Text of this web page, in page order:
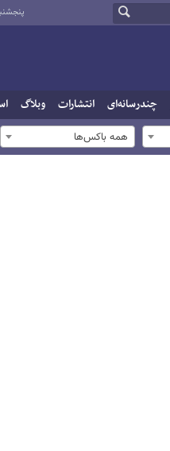
پنجشنبه ۱۵
چندرسانه‌ای انتشارات وبلاگ
همه باکس‌ها